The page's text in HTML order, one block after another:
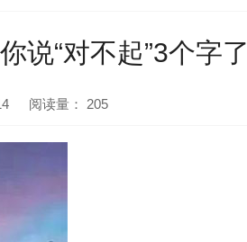
说“对不起”3个字了
阅读量： 205